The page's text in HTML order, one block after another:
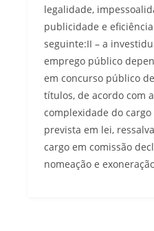
legalidade,
publicidade e
seguinte:II – a
emprego público
em concurso público
títulos, de acordo com
complexidade do
prevista em lei,
cargo em comissão
nomeação e